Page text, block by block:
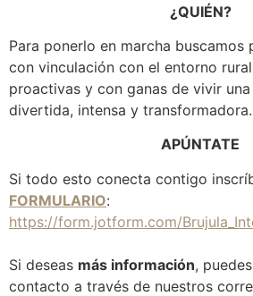
¿QUIÉN?
Para ponerlo en marcha buscamos
con vinculación con el entorno
proactivas y con ganas de vivir
divertida, intensa y transformadora.
APÚNTATE
Si todo esto conecta contigo
FORMULARIO:
https://form.jotform.com/
Si deseas más información,
contacto a través de nuestros